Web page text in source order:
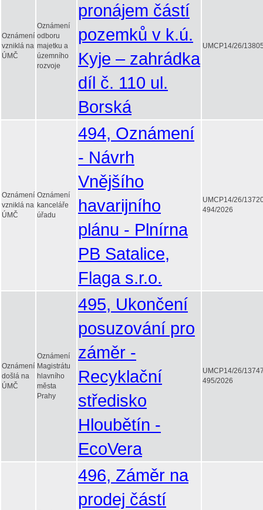
Oznámení
vzniklá na
ÚMČ
Oznámení
odboru
majetku a
územního
rozvoje
pronájem částí
pozemků v k.ú.
Kyje – zahrádka
díl č. 110 ul.
Borská
UMCP14/26/
Oznámení
vzniklá na
ÚMČ
Oznámení
kanceláře
úřadu
494, Oznámení
- Návrh
Vnějšího
havarijního
plánu - Plnírna
PB Satalice,
Flaga s.r.o.
UMCP14/26/
494/2026
Oznámení
došlá na
ÚMČ
Oznámení
Magistrátu
hlavního
města
Prahy
495, Ukončení
posuzování pro
záměr -
Recyklační
středisko
Hloubětín -
EcoVera
UMCP14/26/
495/2026
496, Záměr na
prodej částí